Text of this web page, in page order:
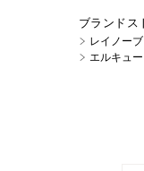
ブランドス
レイノー
エルキュ